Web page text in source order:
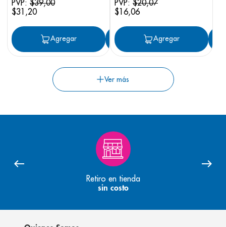
PVP: $39,00
$31 ,20
Agregar Agregar
PVP: $20,07
$16,06
Agregar
Retiro en tienda
sin costo